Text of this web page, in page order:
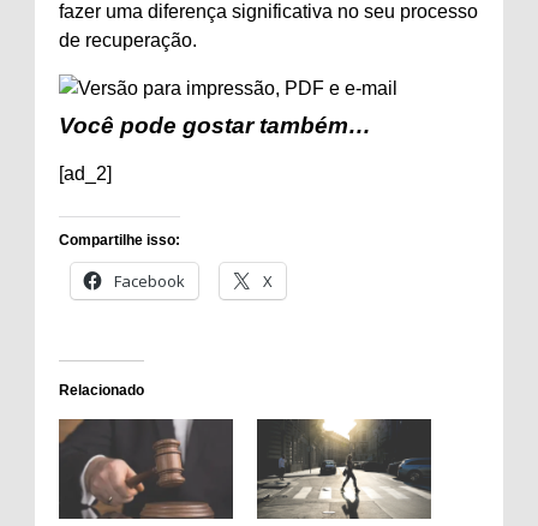
fazer uma diferença significativa no seu processo
de recuperação.
Você pode gostar também…
[ad_2]
Compartilhe isso:
Facebook X
Relacionado